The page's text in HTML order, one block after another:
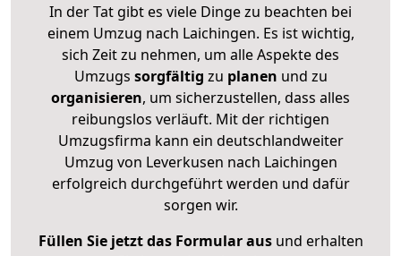
In der Tat gibt es viele Dinge zu beachten bei
einem Umzug nach Laichingen. Es ist wichtig,
sich Zeit zu nehmen, um alle Aspekte des
Umzugs sorgfältig zu planen und zu
organisieren, um sicherzustellen, dass alles
reibungslos verläuft. Mit der richtigen
Umzugsfirma kann ein deutschlandweiter
Umzug von Leverkusen nach Laichingen
erfolgreich durchgeführt werden und dafür
sorgen wir.
Füllen Sie jetzt das Formular ausund erhalten